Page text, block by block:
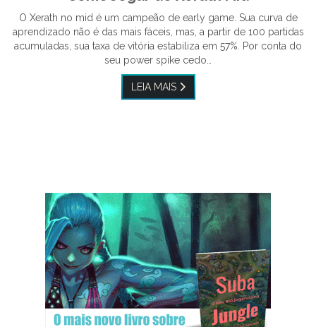
O Xerath no mid é um campeão de early game. Sua curva de
aprendizado não é das mais fáceis, mas, a partir de 100 partidas
acumuladas, sua taxa de vitória estabiliza em 57%. Por conta do
seu power spike cedo…
LEIA MAIS